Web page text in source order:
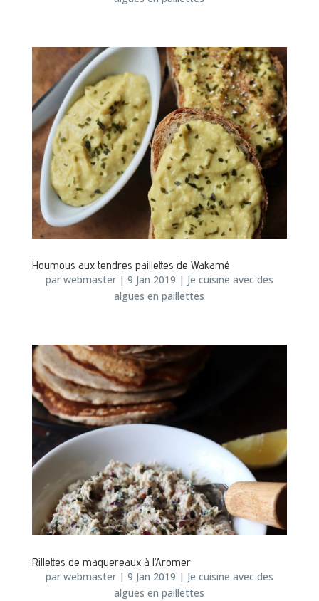
Houmous aux tendres paillettes de Wakamé
par webmaster| 9 Jan 2019 | Je cuisine avec des
algues en paillettes
Rillettes de maquereaux à l’Aromer
par webmaster| 9 Jan 2019 | Je cuisine avec des
algues en paillettes